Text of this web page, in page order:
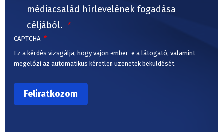
médiacsalád hírlevelének fogadása
céljából.
CAPTCHA
Ez a kérdés vizsgálja, hogy vajon ember-e a látogató, valamint
megelőzi az automatikus kéretlen üzenetek beküldését.